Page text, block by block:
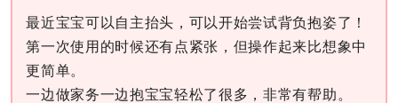
最近宝宝可以自主抬头，可以开始尝试背负抱姿了！
第一次使用的时候还有点紧张，但操作起来比想象中
更简单。
一边做家务一边抱宝宝轻松了很多，非常有帮助。